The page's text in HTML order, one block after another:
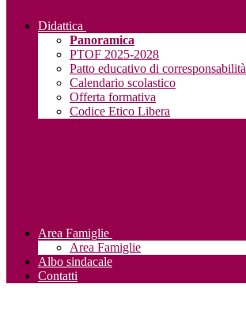
Didattica
Panoramica
PTOF 2025-2028
Patto educativo di corresponsabilità
Calendario scolastico
Offerta formativa
Codice Etico Libera
Area Famiglie
Area Famiglie
Albo sindacale
Contatti